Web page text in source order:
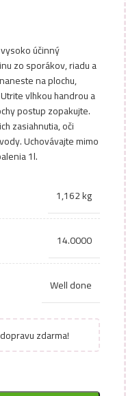
účinný
zo sporákov, riadu a
na plochu,
vlhkou handrou a
postup zopakujte.
zasiahnutia, oči
Uchovávajte mimo
1l.
1,162 kg
14.0000
Well done
zdarma!